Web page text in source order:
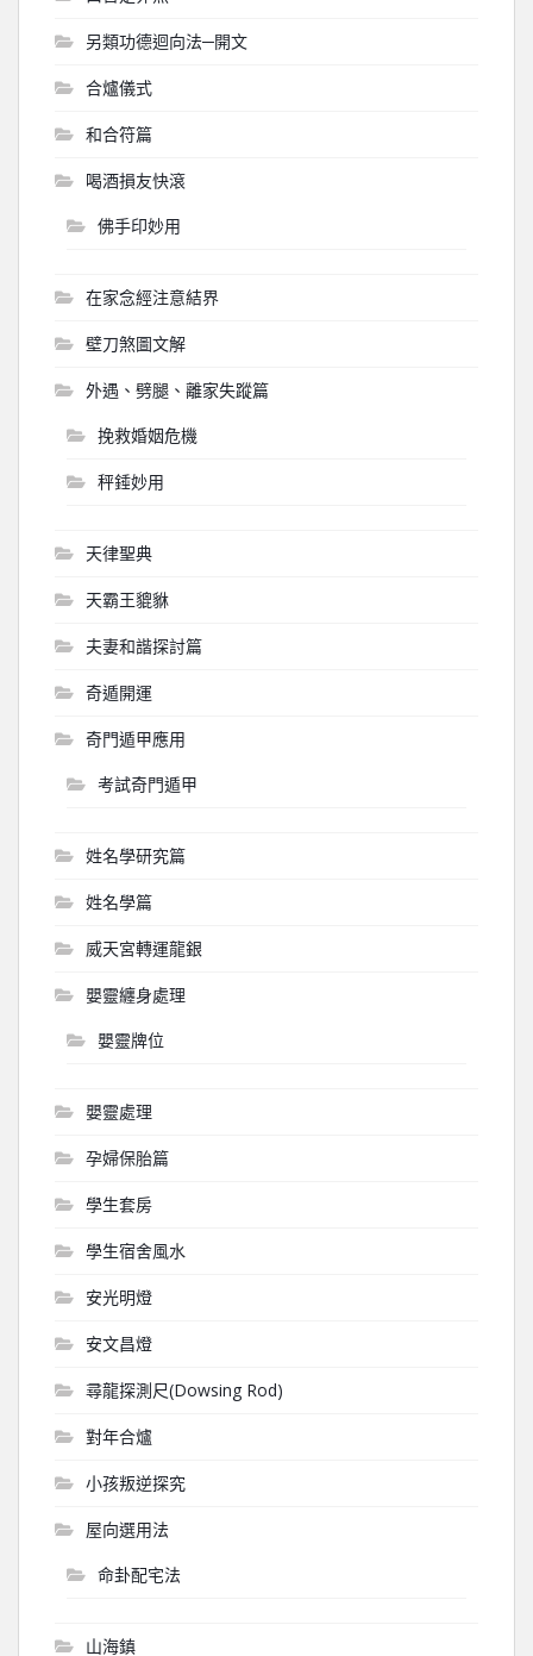
另類功德迴向法─開文
合爐儀式
和合符篇
喝酒損友快滾
佛手印妙用
在家念經注意結界
壁刀煞圖文解
外遇、劈腿、離家失蹤篇
挽救婚姻危機
秤錘妙用
天律聖典
天霸王貔貅
夫妻和諧探討篇
奇遁開運
奇門遁甲應用
考試奇門遁甲
姓名學研究篇
姓名學篇
威天宮轉運龍銀
嬰靈纏身處理
嬰靈牌位
嬰靈處理
孕婦保胎篇
學生套房
學生宿舍風水
安光明燈
安文昌燈
尋龍探測尺(Dowsing Rod)
對年合爐
小孩叛逆探究
屋向選用法
命卦配宅法
山海鎮